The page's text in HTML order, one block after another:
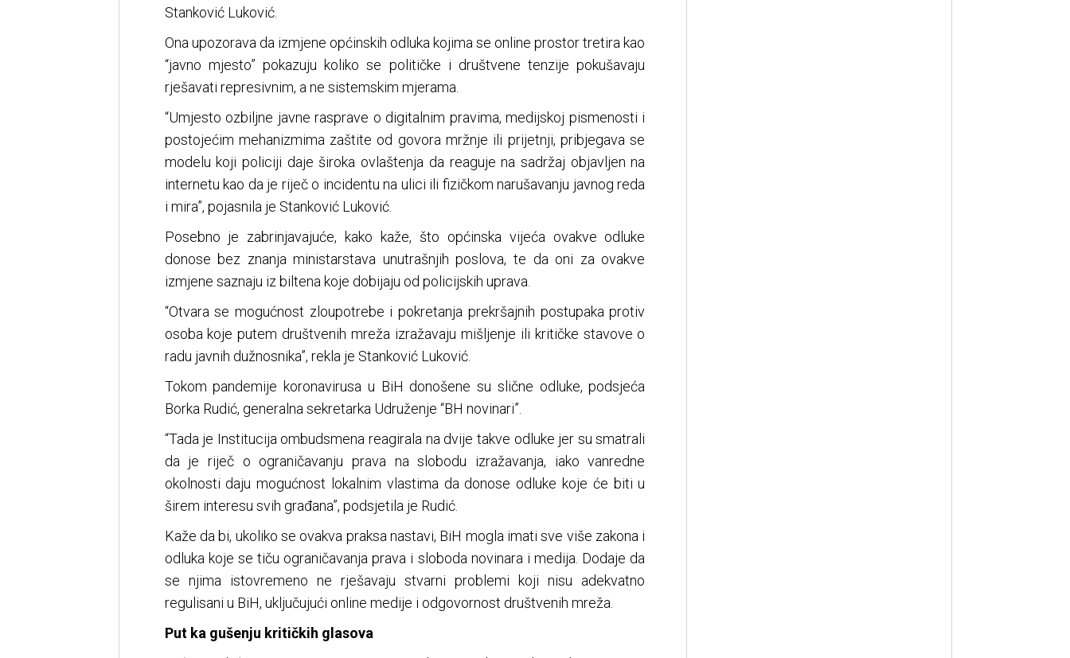
Stanković Luković.
Ona upozorava da izmjene općinskih odluka kojima se online prostor tretira kao
“javno mjesto” pokazuju koliko se političke i društvene tenzije pokušavaju
rješavati represivnim, a ne sistemskim mjerama.
“Umjesto ozbiljne javne rasprave o digitalnim pravima, medijskoj pismenosti i
postojećim mehanizmima zaštite od govora mržnje ili prijetnji, pribjegava se
modelu koji policiji daje široka ovlaštenja da reaguje na sadržaj objavljen na
internetu kao da je riječ o incidentu na ulici ili fizičkom narušavanju javnog reda
i mira”, pojasnila je Stanković Luković.
Posebno je zabrinjavajuće, kako kaže, što općinska vijeća ovakve odluke
donose bez znanja ministarstava unutrašnjih poslova, te da oni za ovakve
izmjene saznaju iz biltena koje dobijaju od policijskih uprava.
“Otvara se mogućnost zloupotrebe i pokretanja prekršajnih postupaka protiv
osoba koje putem društvenih mreža izražavaju mišljenje ili kritičke stavove o
radu javnih dužnosnika”, rekla je Stanković Luković.
Tokom pandemije koronavirusa u BiH donošene su slične odluke, podsjeća
Borka Rudić, generalna sekretarka Udruženje “BH novinari”.
“Tada je Institucija ombudsmena reagirala na dvije takve odluke jer su smatrali
da je riječ o ograničavanju prava na slobodu izražavanja, iako vanredne
okolnosti daju mogućnost lokalnim vlastima da donose odluke koje će biti u
širem interesu svih građana”, podsjetila je Rudić.
Kaže da bi, ukoliko se ovakva praksa nastavi, BiH mogla imati sve više zakona i
odluka koje se tiču ograničavanja prava i sloboda novinara i medija. Dodaje da
se njima istovremeno ne rješavaju stvarni problemi koji nisu adekvatno
regulisani u BiH, uključujući online medije i odgovornost društvenih mreža.
Put ka gušenju kritičkih glasova